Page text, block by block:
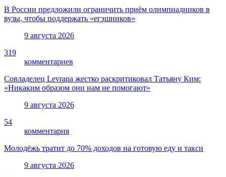
В России предложили ограничить приём олимпиадников в
вузы, чтобы поддержать «егэшников»
9 августа 2026
319
комментариев
Совладелец Levrana жестко раскритиковал Татьяну Ким:
«Никаким образом они нам не помогают»
9 августа 2026
54
комментария
Молодёжь тратит до 70% доходов на готовую еду и такси
9 августа 2026